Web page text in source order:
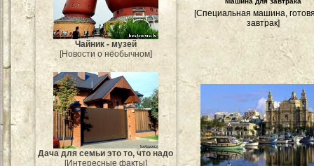
Чайник - музей
[Новости о необычном]
Дача для семьи это то, что надо
[Интересные факты]
[Специальная машина,
завтрак]